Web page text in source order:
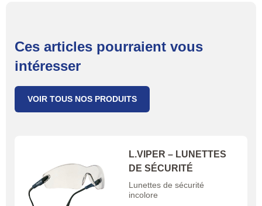
Ces articles pourraient vous
intéresser
VOIR TOUS NOS PRODUITS
L.VIPER – LUNETTES
DE SÉCURITÉ
Lunettes de sécurité
incolore